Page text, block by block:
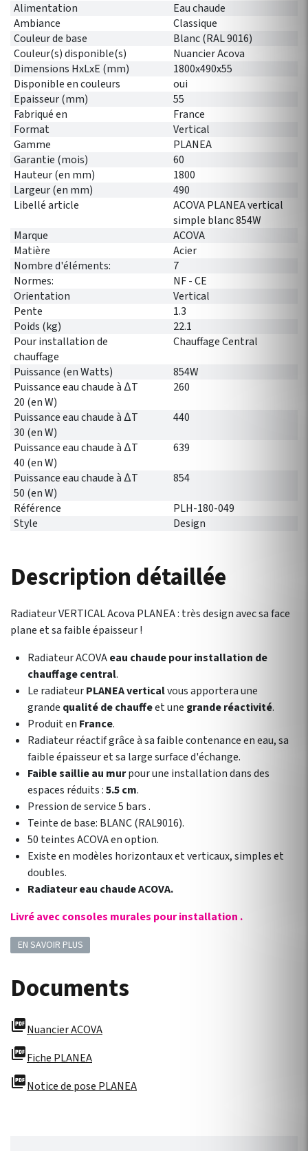
Alimentation
Eau chaude
Ambiance
Classique
Couleur de base
Blanc (RAL 9016)
Couleur(s) disponible(s)
Nuancier Acova
Dimensions HxLxE (mm)
1800x490x55
Disponible en couleurs
oui
Epaisseur (mm)
55
Fabriqué en
France
Format
Vertical
Gamme
PLANEA
Garantie (mois)
60
Hauteur (en mm)
1800
Largeur (en mm)
490
Libellé article
ACOVA PLANEA vertical
simple blanc 854W
Marque
ACOVA
Matière
Acier
Nombre d'éléments:
7
Normes:
NF - CE
Orientation
Vertical
Pente
1.3
Poids (kg)
22.1
Pour installation de
chauffage
Chauffage Central
Puissance (en Watts)
854W
Puissance eau chaude à ∆T
20 (en W)
260
Puissance eau chaude à ∆T
30 (en W)
440
Puissance eau chaude à ∆T
40 (en W)
639
Puissance eau chaude à ∆T
50 (en W)
854
Référence
PLH-180-049
Style
Design
Description détaillée
Radiateur VERTICAL Acova PLANEA : très design avec sa face
plane et sa faible épaisseur !
Radiateur ACOVAeau chaude pour installation de
chauffage central.
Le radiateurPLANEA verticalvous apportera une
grande qualité de chauffeet une grande réactivité.
Produit en France.
Radiateur réactif grâce à sa faible contenance en eau, sa
faible épaisseur et sa large surface d'échange.
Faible saillie au murpour une installation dans des
espaces réduits :5.5 cm.
Pression de service 5 bars .
Teinte de base: BLANC (RAL9016).
50 teintes ACOVA en option.
Existe en modèles horizontaux et verticaux, simples et
doubles.
Radiateur eau chaude ACOVA.
Livré avec consoles murales pour installation .
EN SAVOIR PLUS
Documents
picture_as_pdfNuancier ACOVA
picture_as_pdfFiche PLANEA
picture_as_pdfNotice de pose PLANEA